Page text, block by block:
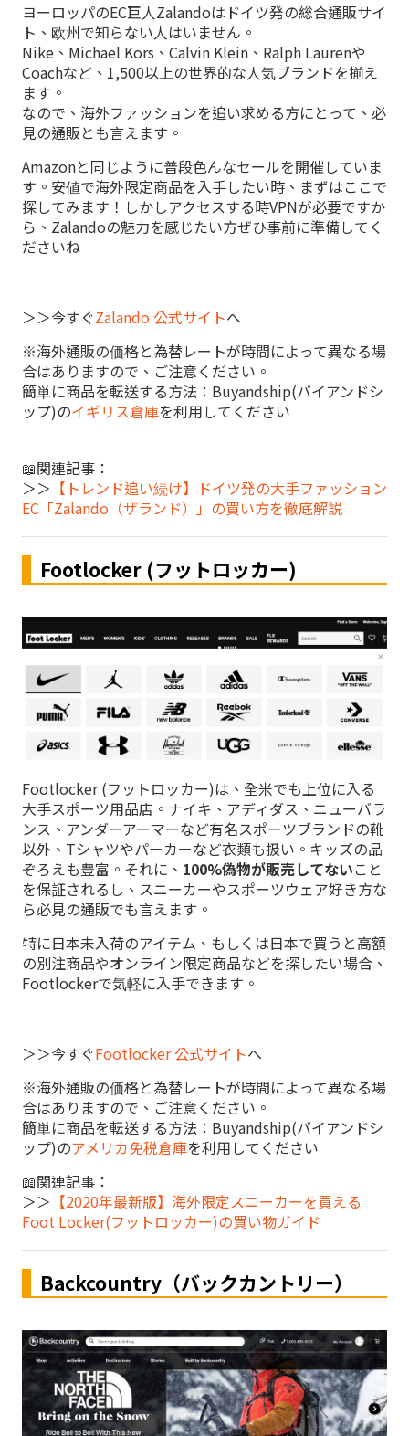
ヨーロッパのEC巨人Zalandoはドイツ発の総合通販サイ
ト、欧州で知らない人はいません。
Nike、Michael Kors、Calvin Klein、Ralph Laurenや
Coachなど、1,500以上の世界的な人気ブランドを揃え
ます。
なので、海外ファッションを追い求める方にとって、必
見の通販とも言えます。
Amazonと同じように普段色んなセールを開催していま
す。安値で海外限定商品を入手したい時、まずはここで
探してみます！しかしアクセスする時VPNが必要ですか
ら、Zalandoの魅力を感じたい方ぜひ事前に準備してく
ださいね
＞＞今すぐZalando 公式サイトへ
※海外通販の価格と為替レートが時間によって異なる場
合はありますので、ご注意ください。
簡単に商品を転送する方法：Buyandship(バイアンドシ
ップ)のイギリス倉庫を利用してください
📖関連記事：
＞＞ 【トレンド追い続け】ドイツ発の大手ファッション
EC「Zalando（ザランド）」の買い方を徹底解説
Footlocker (フットロッカー)
Footlocker (フットロッカー)は、全米でも上位に入る
大手スポーツ用品店。ナイキ、アディダス、ニューバラ
ンス、アンダーアーマーなど有名スポーツブランドの靴
以外、Tシャツやパーカーなど衣類も扱い。キッズの品
ぞろえも豊富。それに、 100%偽物が販売してないこと
を保証されるし、スニーカーやスポーツウェア好き方な
ら必見の通販でも言えます。
特に日本未入荷のアイテム、もしくは日本で買うと高額
の別注商品やオンライン限定商品などを探したい場合、
Footlockerで気軽に入手できます。
＞＞今すぐFootlocker 公式サイトへ
※海外通販の価格と為替レートが時間によって異なる場
合はありますので、ご注意ください。
簡単に商品を転送する方法：Buyandship(バイアンドシ
ップ)のアメリカ免税倉庫を利用してください
📖関連記事：
＞＞ 【2020年最新版】海外限定スニーカーを買える
Foot Locker(フットロッカー)の買い物ガイド
Backcountry（バックカントリー）